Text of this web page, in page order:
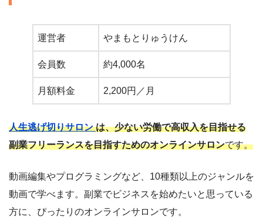
運営者 やまもとりゅうけん
会員数 約4,000名
月額料金 2,200円／月
人生逃げ切りサロンは、少ない労働で高収入を目指せる
副業フリーランスを目指すためのオンラインサロンです。
動画編集やプログラミングなど、10種類以上のジャンルを
動画で学べます。副業でビジネスを始めたいと思っている
方に、ぴったりのオンラインサロンです。